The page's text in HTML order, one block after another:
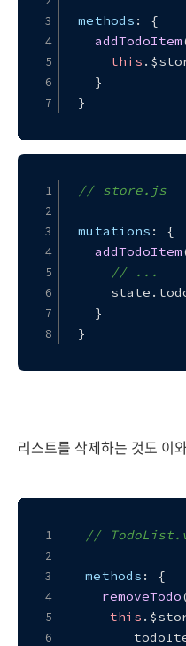
methods : {
addTodoItem
this .
  }
}
// store.js
mutations : {
addTodoItem
// ...
    state.
  }
}
리스트를 삭제하는 것도 이
//
methods : {
removeTodo
this .